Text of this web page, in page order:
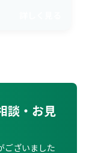
談・お見
ございました